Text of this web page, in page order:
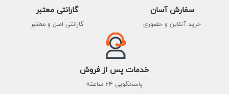
سفارش آسان
خرید آنلاین و حضوری
گارانتی معتبر
گارانتی اصل و معتبر
خدمات پس از فروش
پاسخگویی 24 ساعته